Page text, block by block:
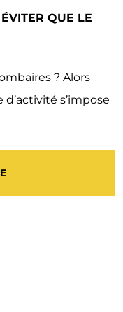
QUE LE
? Alors
s’impose